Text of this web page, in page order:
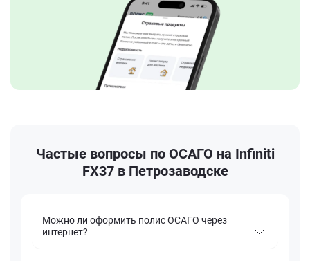
Частые вопросы по ОСАГО на Infiniti
FX37 в Петрозаводске
Можно ли оформить полис ОСАГО через
интернет?